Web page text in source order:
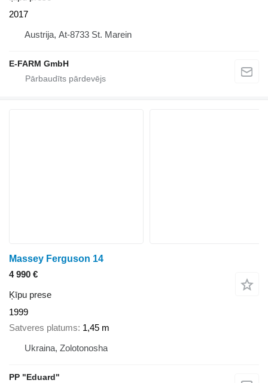
2017
Austrija, At-8733 St. Marein
E-FARM GmbH
Massey Ferguson 14
4 990 €
Ķīpu prese
1999
Satveres platums 1,45 m
Ukraina, Zolotonosha
PP "Eduard"